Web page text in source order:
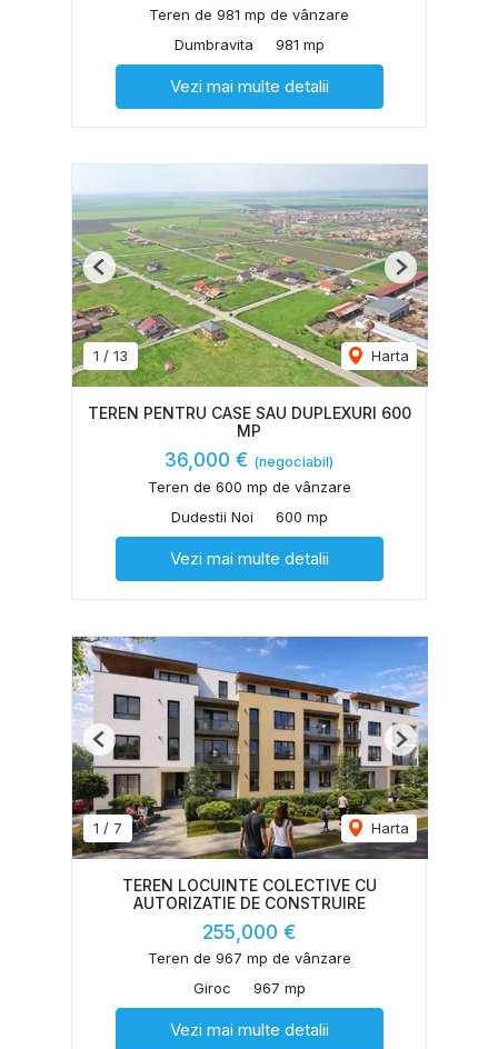
Teren de 981 mp de vânzare
Dumbravita
981 mp
Vezi mai multe detalii
1 / 13 Harta
Previous Next
TEREN PENTRU CASE SAU DUPLEXURI 600
MP
36,000 € (negociabil)
Teren de 600 mp de vânzare
Dudestii Noi
600 mp
Vezi mai multe detalii
1 / 7 Harta
Previous Next
TEREN LOCUINTE COLECTIVE CU
AUTORIZATIE DE CONSTRUIRE
255,000 €
Teren de 967 mp de vânzare
Giroc
967 mp
Vezi mai multe detalii